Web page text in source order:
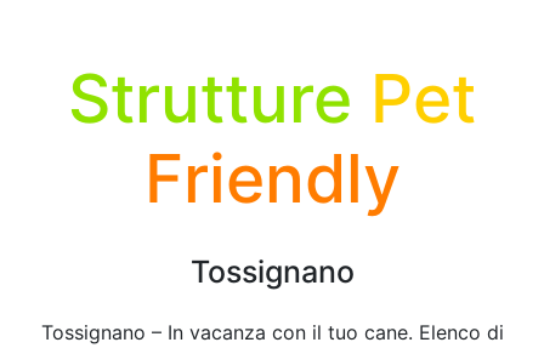
Strutture Pet
Friendly
Tossignano
Tossignano – In vacanza con il tuo cane. Elenco di